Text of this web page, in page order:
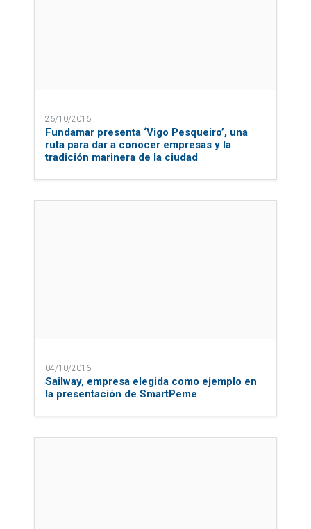
26/10/2016
Fundamar presenta ‘Vigo Pesqueiro’, una
ruta para dar a conocer empresas y la
tradición marinera de la ciudad
04/10/2016
Sailway, empresa elegida como ejemplo en
la presentación de SmartPeme